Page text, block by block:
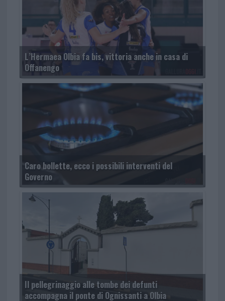
L’Hermaea Olbia fa bis, vittoria anche in casa di
Offanengo
Caro bollette, ecco i possibili interventi del
Governo
Il pellegrinaggio alle tombe dei defunti
accompagna il ponte di Ognissanti a Olbia